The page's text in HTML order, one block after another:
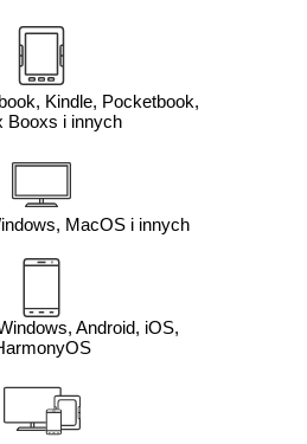
Kindle, Pocketbook,
Booxs i innych
MacOS i innych
Android, iOS,